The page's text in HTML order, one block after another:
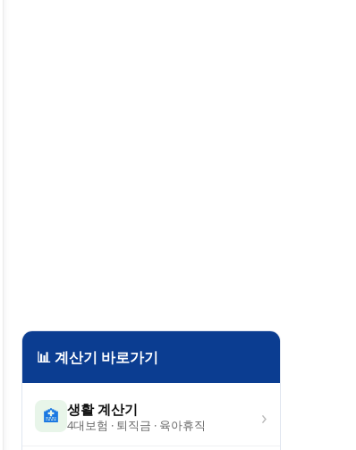
📊 계산기 바로가기
🏥 생활 계산기
4대보험 · 퇴직금 · 육아휴직 ›